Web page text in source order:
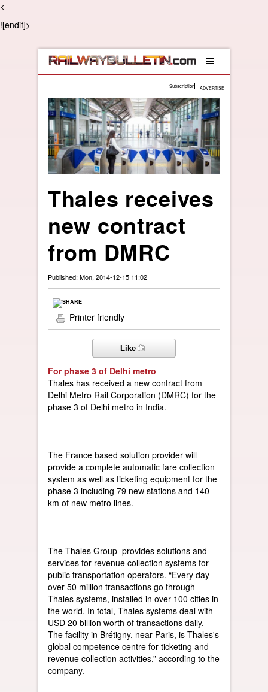
<
![endif]>
Subscription ADVERTISE
Thales receives
new contract
from DMRC
Published: Mon, 2014-12-15 11:02
Printer friendly
Like
For phase 3 of Delhi metro
Thales has received a new contract from
Delhi Metro Rail Corporation (DMRC) for the
phase 3 of Delhi metro in India.
The France based solution provider will
provide a complete automatic fare collection
system as well as ticketing equipment for the
phase 3 including 79 new stations and 140
km of new metro lines.
The Thales Group provides solutions and
services for revenue collection systems for
public transportation operators. “Every day
over 50 million transactions go through
Thales systems, installed in over 100 cities in
the world. In total, Thales systems deal with
USD 20 billion worth of transactions daily.
The facility in Brétigny, near Paris, is Thales's
global competence centre for ticketing and
revenue collection activities,” according to the
company.